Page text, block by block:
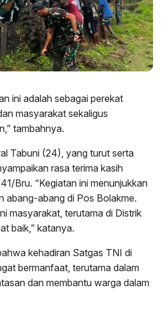
ini adalah sebagai perekat
masyarakat sekaligus
tambahnya.
Tabuni (24), yang turut serta
rasa terima kasih
Bru. “Kegiatan ini menunjukkan
abang-abang di Pos Bolakme.
masyarakat, terutama di Distrik
baik,” katanya.
kehadiran Satgas TNI di
bermanfaat, terutama dalam
dan membantu warga dalam